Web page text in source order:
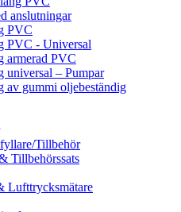
anslutningar
PVC
PVC - Universal
armerad PVC
universal – Pumpar
av gummi oljebeständig
Tillbehör
Tillbehörssats
Lufttrycksmätare